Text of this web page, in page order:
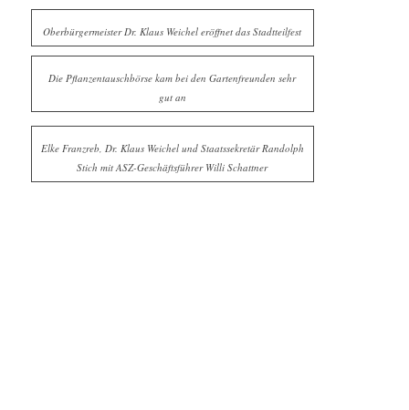
Oberbürgermeister Dr. Klaus Weichel eröffnet das Stadtteilfest
Die Pflanzentauschbörse kam bei den Gartenfreunden sehr
gut an
Elke Franzreb, Dr. Klaus Weichel und Staatssekretär Randolph
Stich mit ASZ-Geschäftsführer Willi Schattner